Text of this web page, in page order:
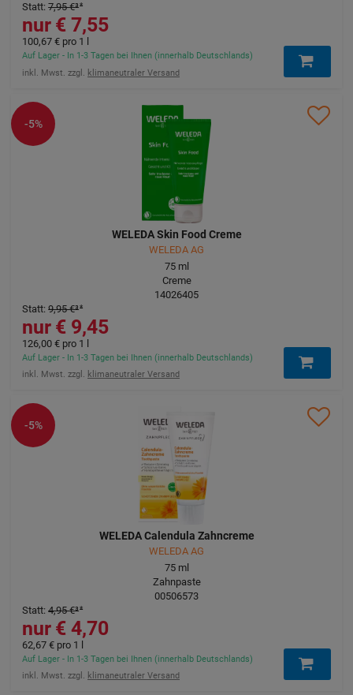
7,55 €
Statt: 7,95 €³
Auf Lager - In 1-3 Tagen bei Ihnen (innerhalb Deutschlands)
inkl. Mwst. zzgl. klimaneutraler Versand
100,67 € pro 1 l
WELEDA Skin Food Creme
WELEDA AG
75ml
Creme
14026405
9,45 €
Statt: 9,95 €³
Auf Lager - In 1-3 Tagen bei Ihnen (innerhalb Deutschlands)
inkl. Mwst. zzgl. klimaneutraler Versand
126,00 € pro 1 l
-5%
WELEDA Calendula Zahncreme
WELEDA AG
75ml
Zahnpaste
00506573
4,70 €
Statt: 4,95 €³
Auf Lager - In 1-3 Tagen bei Ihnen (innerhalb Deutschlands)
inkl. Mwst. zzgl. klimaneutraler Versand
62,67 € pro 1 l
-5%